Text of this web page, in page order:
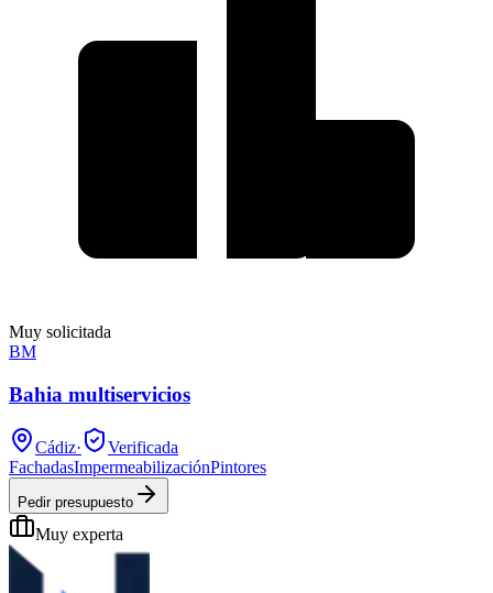
Muy solicitada
BM
Bahia multiservicios
Cádiz·
Verificada
FachadasImpermeabilizaciónPintores
Pedir presupuesto
Muy experta